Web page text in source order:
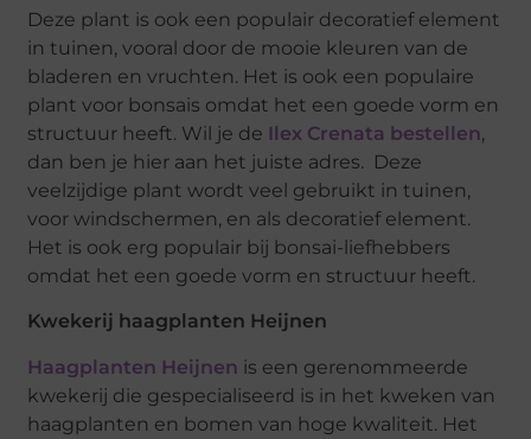
Deze plant is ook een populair decoratief element
in tuinen, vooral door de mooie kleuren van de
bladeren en vruchten. Het is ook een populaire
plant voor bonsais omdat het een goede vorm en
structuur heeft. Wil je de Ilex Crenata bestellen,
dan ben je hier aan het juiste adres. Deze
veelzijdige plant wordt veel gebruikt in tuinen,
voor windschermen, en als decoratief element.
Het is ook erg populair bij bonsai-liefhebbers
omdat het een goede vorm en structuur heeft.
Kwekerij haagplanten Heijnen
Haagplanten Heijnen is een gerenommeerde
kwekerij die gespecialiseerd is in het kweken van
haagplanten en bomen van hoge kwaliteit. Het